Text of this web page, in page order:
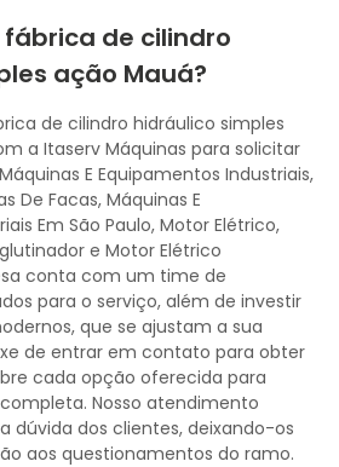
de cilindro
ação Mauá?
de cilindro hidráulico simples
a Itaserv Máquinas para solicitar
E Equipamentos Industriais,
De Facas, Máquinas E
Em São Paulo, Motor Elétrico,
e Motor Elétrico
conta com um time de
para o serviço, além de investir
que se ajustam a sua
de entrar em contato para obter
cada opção oferecida para
Nosso atendimento
dúvida dos clientes, deixando-os
aos questionamentos do ramo.